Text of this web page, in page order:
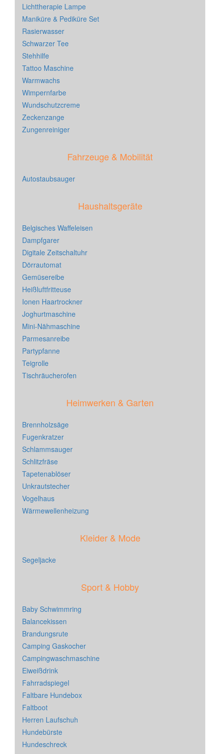
Lichttherapie Lampe
Maniküre & Pediküre Set
Rasierwasser
Schwarzer Tee
Stehhilfe
Tattoo Maschine
Warmwachs
Wimpernfarbe
Wundschutzcreme
Zeckenzange
Zungenreiniger
Fahrzeuge & Mobilität
Autostaubsauger
Haushaltsgeräte
Belgisches Waffeleisen
Dampfgarer
Digitale Zeitschaltuhr
Dörrautomat
Gemüsereibe
Heißluftfritteuse
Ionen Haartrockner
Joghurtmaschine
Mini-Nähmaschine
Parmesanreibe
Partypfanne
Teigrolle
Tischräucherofen
Heimwerken & Garten
Brennholzsäge
Fugenkratzer
Schlammsauger
Schlitzfräse
Tapetenablöser
Unkrautstecher
Vogelhaus
Wärmewellenheizung
Kleider & Mode
Segeljacke
Sport & Hobby
Baby Schwimmring
Balancekissen
Brandungsrute
Camping Gaskocher
Campingwaschmaschine
Eiweißdrink
Fahrradspiegel
Faltbare Hundebox
Faltboot
Herren Laufschuh
Hundebürste
Hundeschreck